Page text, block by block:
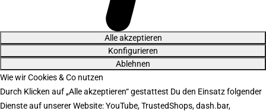
Alle akzeptieren
Konfigurieren
Ablehnen
Wie wir Cookies & Co nutzen
Durch Klicken auf „Alle akzeptieren“ gestattest Du den Einsatz folgender
Dienste auf unserer Website: YouTube, TrustedShops, dash.bar,